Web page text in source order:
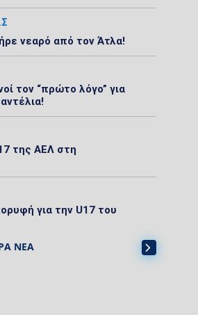
νεαρό από τον Άτλα!
τον “πρώτο λόγο” για
της ΑΕΛ στη
για την U17 του
ΝΕΑ